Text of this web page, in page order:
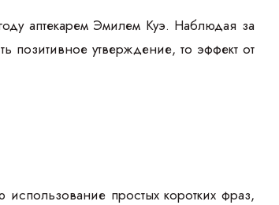
аптекарем Эмилем Куэ. Наблюдая за
позитивное утверждение, то эффект от
простых коротких фраз,